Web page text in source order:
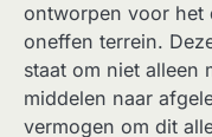
ontworpen voor het
oneffen terrein.
staat om niet alleen
middelen naar
vermogen om dit